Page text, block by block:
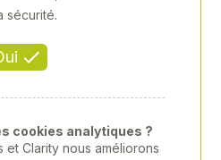
sécurité.
cookies analytiques ?
et Clarity nous améliorons